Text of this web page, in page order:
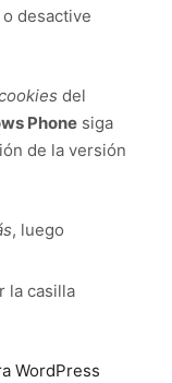
desactive
del
Phone siga
de la versión
, luego
la casilla
WordPress